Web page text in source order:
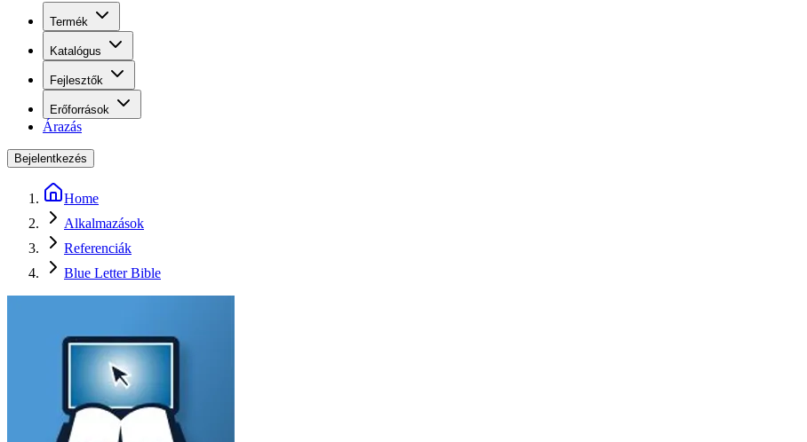
Termék
Katalógus
Fejlesztők
Erőforrások
Árazás
Bejelentkezés
Home
Alkalmazások
Referenciák
Blue Letter Bible